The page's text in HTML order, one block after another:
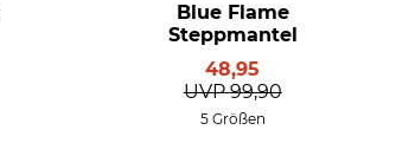
Blue Flame
Steppmantel
48,95
UVP 99,90
5 Größen